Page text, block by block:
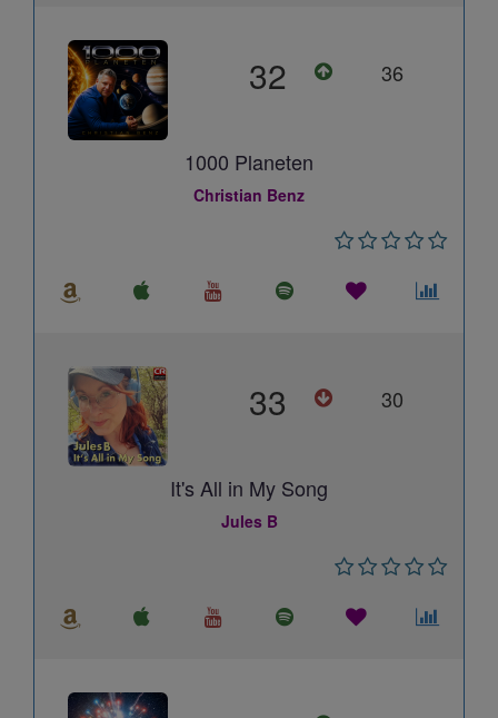
32 36
1000 Planeten
Christian Benz
33 30
It's All in My Song
Jules B